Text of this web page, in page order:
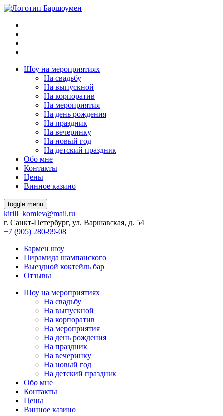
Шоу на мeроприятиях
На свaдьбу
Нa выпускной
На корпоратив
На мeроприятия
На день рождения
На праздник
На вечеринку
Нa новый год
На детский праздник
Обо мне
Контакты
Цeны
Винное казино
toggle menu
kirill_komlev@mail.ru
г. Санкт-Петербург, ул. Варшавская, д. 54
+7 (905) 280-99-08
Бармен шоу
Пирамида шампанского
Выездной коктейль бар
Отзывы
Шоу на мeроприятиях
На свaдьбу
Нa выпускной
На корпоратив
На мeроприятия
На день рождения
На праздник
На вечеринку
Нa новый год
На детский праздник
Обо мне
Контакты
Цeны
Винное казино